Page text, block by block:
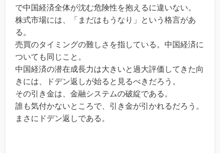
で中国経済全体が沈む危険性を抱えるに違いない。
株式市場には、「まだはもうなり」という格言があ
る。
売買のタイミングの難しさを指している。中国経済に
ついても同じこと。
中国経済の潜在成長力は大きいと過大評価してきた向
きには、ドデン返しが始ると見るべきだろう。
その引き金は、金融システムの破綻である。
誰も気付かないところで、引き金が引かれるだろう。
まさにドデン返しである。